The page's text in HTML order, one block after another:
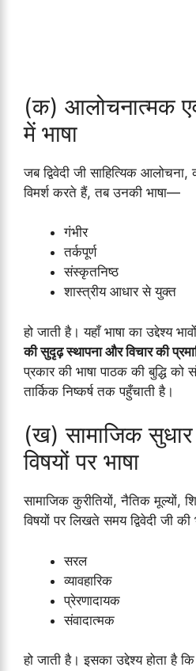
(क) आलोचनात्मक
में भाषा
जब द्विवेदी जी साहित्यिक आलोचना,
विमर्श करते हैं, तब उनकी भाषा—
गंभीर
तर्कपूर्ण
संस्कृतनिष्ठ
शास्त्रीय आधार से युक्त
हो जाती है। यहाँ भाषा का उद्देश्य
की सुदृढ़ स्थापना और विचार की
प्रकार की भाषा पाठक की बुद्धि
तार्किक निष्कर्ष तक पहुँचाती है।
(ख) सामाजिक
विषयों पर भाषा
सामाजिक कुरीतियों, नैतिक मूल्यों,
विषयों पर लिखते समय द्विवेदी जी
सरल
व्यावहारिक
प्रेरणादायक
संवादात्मक
हो जाती है। इसका उद्देश्य होता है